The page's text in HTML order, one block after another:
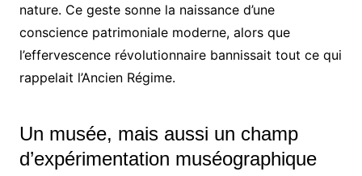
nature. Ce geste sonne la naissance d’une
conscience patrimoniale moderne, alors que
l’effervescence révolutionnaire bannissait tout ce qui
rappelait l’Ancien Régime.
Un musée, mais aussi un champ
d’expérimentation muséographique